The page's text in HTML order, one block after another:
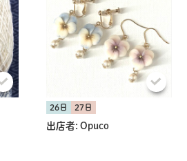
26日 27日
出店者: Opuco
共有方法を選択